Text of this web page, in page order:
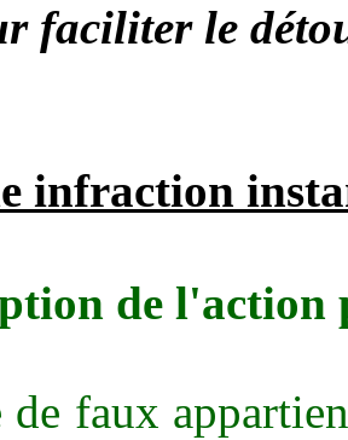
faciliter le
infraction
de l'action
de faux